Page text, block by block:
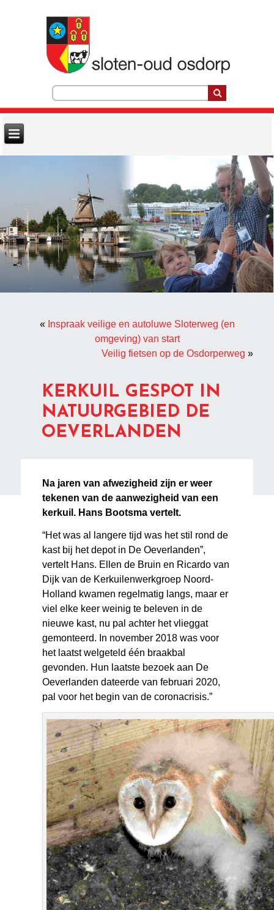
« Inspraak veilige en autoluwe Sloterweg (en
omgeving) van start
Veilig fietsen op de Osdorperweg »
KERKUIL GESPOT IN
NATUURGEBIED DE
OEVERLANDEN
Na jaren van afwezigheid zijn er weer
tekenen van de aanwezigheid van een
kerkuil. Hans Bootsma vertelt.
“Het was al langere tijd was het stil rond de
kast bij het depot in De Oeverlanden”,
vertelt Hans. Ellen de Bruin en Ricardo van
Dijk van de Kerkuilenwerkgroep Noord-
Holland kwamen regelmatig langs, maar er
viel elke keer weinig te beleven in de
nieuwe kast, nu pal achter het vlieggat
gemonteerd. In november 2018 was voor
het laatst welgeteld één braakbal
gevonden. Hun laatste bezoek aan De
Oeverlanden dateerde van februari 2020,
pal voor het begin van de coronacrisis.”